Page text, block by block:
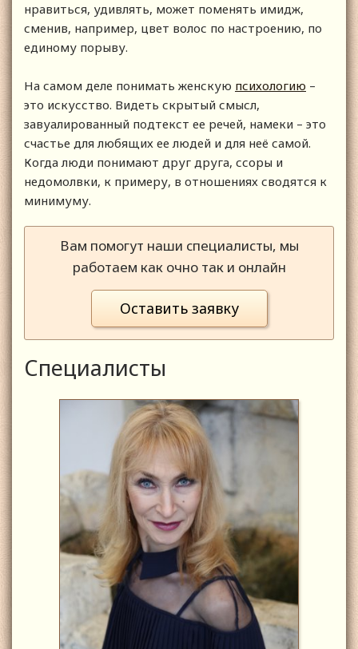
нравиться, удивлять, может поменять имидж,
сменив, например, цвет волос по настроению, по
единому порыву.
На самом деле понимать женскую психологию –
это искусство. Видеть скрытый смысл,
завуалированный подтекст ее речей, намеки – это
счастье для любящих ее людей и для неё самой.
Когда люди понимают друг друга, ссоры и
недомолвки, к примеру, в отношениях сводятся к
минимуму.
Вам помогут наши специалисты, мы
работаем как очно так и онлайн
Оставить заявку
Специалисты